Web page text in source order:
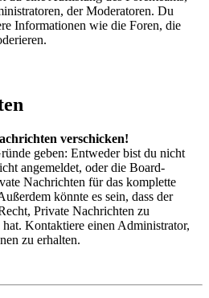
der Moderatoren. Du
Informationen wie die Foren, die
verschicken!
geben: Entweder bist du nicht
angemeldet, oder die Board-
Nachrichten für das komplette
könnte es sein, dass der
Private Nachrichten zu
Kontaktiere einen Administrator,
zu erhalten.